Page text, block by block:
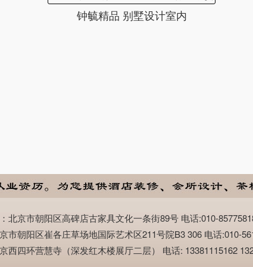
钟毓精品 别墅设计室内
北京市朝阳区高碑店古家具文化一条街89号 电话:010-
市朝阳区崔各庄草场地国际艺术区211号院B3 306 电话:010-
西四环营慧寺（深发红木楼展厅二层） 电话: 13381115162